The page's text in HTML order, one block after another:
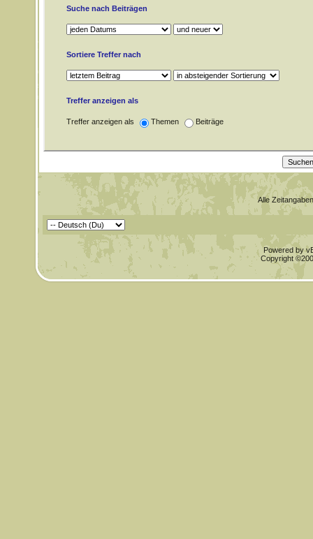
Suche nach Beiträgen
Sortiere Treffer nach
Treffer anzeigen als
Treffer anzeigen als Themen Beiträge
Alle
Powered by
Copyright